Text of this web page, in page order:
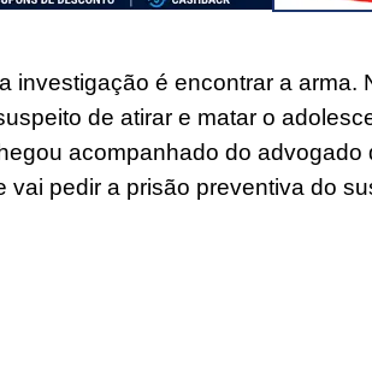
investigação é encontrar a arma.
de atirar e matar o
acompanhado do
vai pedir a prisão preventiva do